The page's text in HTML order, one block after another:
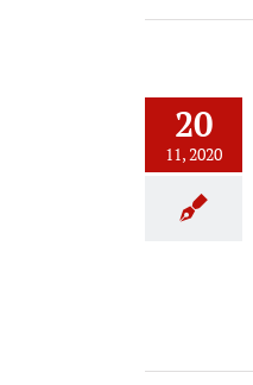
20
11, 2020
del control numérico en el